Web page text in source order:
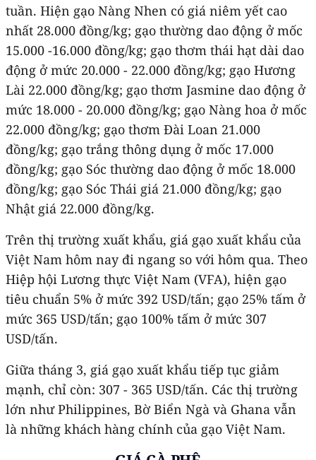
tuần. Hiện gạo Nàng Nhen có giá niêm yết cao
nhất 28.000 đồng/kg; gạo thường dao động ở mốc
15.000 -16.000 đồng/kg; gạo thơm thái hạt dài dao
động ở mức 20.000 - 22.000 đồng/kg; gạo Hương
Lài 22.000 đồng/kg; gạo thơm Jasmine dao động ở
mức 18.000 - 20.000 đồng/kg; gạo Nàng hoa ở mốc
22.000 đồng/kg; gạo thơm Đài Loan 21.000
đồng/kg; gạo trắng thông dụng ở mốc 17.000
đồng/kg; gạo Sóc thường dao động ở mốc 18.000
đồng/kg; gạo Sóc Thái giá 21.000 đồng/kg; gạo
Nhật giá 22.000 đồng/kg.
Trên thị trường xuất khẩu, giá gạo xuất khẩu của
Việt Nam hôm nay đi ngang so với hôm qua. Theo
Hiệp hội Lương thực Việt Nam (VFA), hiện gạo
tiêu chuẩn 5% ở mức 392 USD/tấn; gạo 25% tấm ở
mức 365 USD/tấn; gạo 100% tấm ở mức 307
USD/tấn.
Giữa tháng 3, giá gạo xuất khẩu tiếp tục giảm
mạnh, chỉ còn: 307 - 365 USD/tấn. Các thị trường
lớn như Philippines, Bờ Biển Ngà và Ghana vẫn
là những khách hàng chính của gạo Việt Nam.